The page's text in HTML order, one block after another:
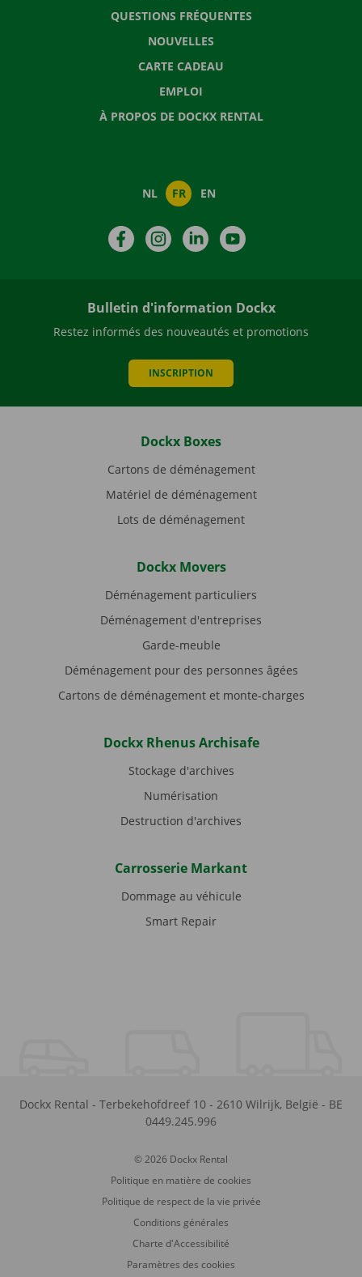
QUESTIONS FRÉQUENTES
NOUVELLES
CARTE CADEAU
EMPLOI
À PROPOS DE DOCKX RENTAL
NL FR EN
FacebookInstagramLinkedIn
Bulletin d'information Dockx
Restez informés des nouveautés et promotions
INSCRIPTION
Dockx Boxes
Cartons de déménagement
Matériel de déménagement
Lots de déménagement
Dockx Movers
Déménagement particuliers
Déménagement d'entreprises
Garde-meuble
Déménagement pour des personnes âgées
Cartons de déménagement et monte-charges
Dockx Rhenus Archisafe
Stockage d'archives
Numérisation
Destruction d'archives
Carrosserie Markant
Dommage au véhicule
Smart Repair
Dockx Rental - Terbekehofdreef 10 - 2610 Wilrijk, België - BE
0449.245.996
© 2026 Dockx Rental
Politique en matière de cookies
Politique de respect de la vie privée
Conditions générales
Charte d'Accessibilité
Paramètres des cookies